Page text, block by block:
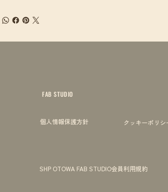
FAB STUDIO
個人情報保護方針 クッキーポリシ
SHP OTOWA FAB STUDIO会員利用規約